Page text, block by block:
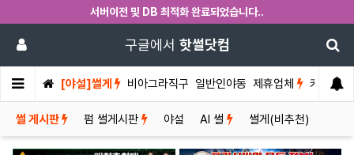
서버이전 및 DB 최적화 완료되었습니다..
구글에서 핫썰닷컴
[야설]썰게 비아그라직구 일반인야동 제휴업체 커뮤니티
썰 게시판 펌 썰게시판 야설 AI 썰 썰게(비추천)